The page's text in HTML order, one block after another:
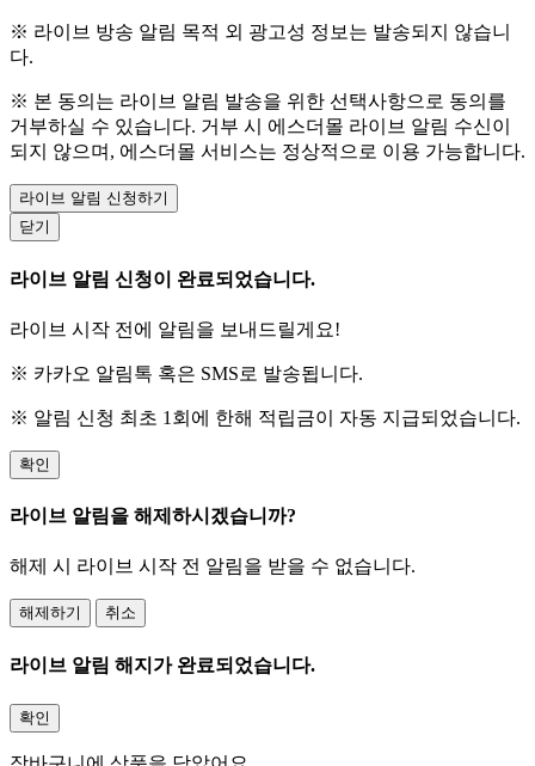
※ 라이브 방송 알림 목적 외 광고성 정보는 발송되지 않습니
다.
※ 본 동의는 라이브 알림 발송을 위한 선택사항으로 동의를
거부하실 수 있습니다. 거부 시 에스더몰 라이브 알림 수신이
되지 않으며, 에스더몰 서비스는 정상적으로 이용 가능합니다.
라이브 알림 신청하기
닫기
라이브 알림 신청이 완료되었습니다.
라이브 시작 전에 알림을 보내드릴게요!
※ 카카오 알림톡 혹은 SMS로 발송됩니다.
※ 알림 신청 최초 1회에 한해 적립금이 자동 지급되었습니다.
확인
라이브 알림을 해제하시겠습니까?
해제 시 라이브 시작 전 알림을 받을 수 없습니다.
해제하기 취소
라이브 알림 해지가 완료되었습니다.
확인